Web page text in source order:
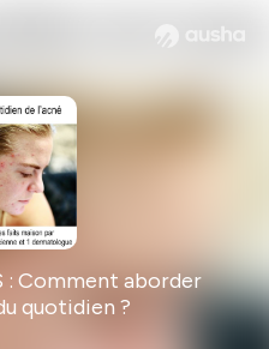
: Comment aborder
quotidien ?